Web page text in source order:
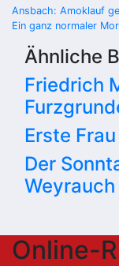
Ansbach: Amoklauf
Ein ganz normaler
Ähnliche
Friedrich
Erste
Der
Weyrauch
Online-